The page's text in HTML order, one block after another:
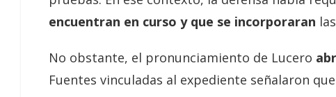
encuentran en curso y que se incorporaran
No obstante, el pronunciamiento de Lucero
Fuentes vinculadas al expediente señalaron